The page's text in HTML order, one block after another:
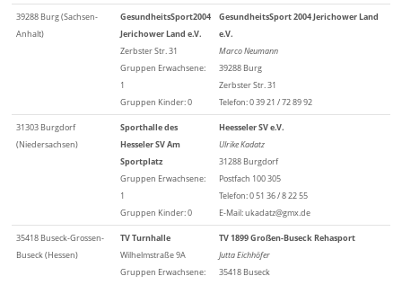
39288 Burg (Sachsen-
Anhalt)
GesundheitsSport2004
Jerichower Land e.V.
Zerbster Str. 31
Gruppen Erwachsene:
1
Gruppen Kinder: 0
GesundheitsSport 2004 Jerichower Land
e.V.
Marco Neumann
39288 Burg
Zerbster Str. 31
Telefon: 0 39 21 / 72 89 92
31303 Burgdorf
(Niedersachsen)
Sporthalle des
Hesseler SV Am
Sportplatz
Gruppen Erwachsene:
1
Gruppen Kinder: 0
Heesseler SV e.V.
Ulrike Kadatz
31288 Burgdorf
Postfach 100 305
Telefon: 0 51 36 / 8 22 55
E-Mail: ukadatz@gmx.de
35418 Buseck-Grossen-
Buseck (Hessen)
TV Turnhalle
Wilhelmstraße 9A
Gruppen Erwachsene:
TV 1899 Großen-Buseck Rehasport
Jutta Eichhöfer
35418 Buseck